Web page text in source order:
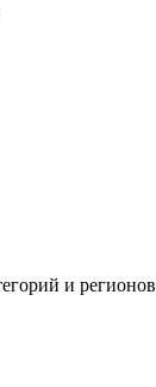
и регионов